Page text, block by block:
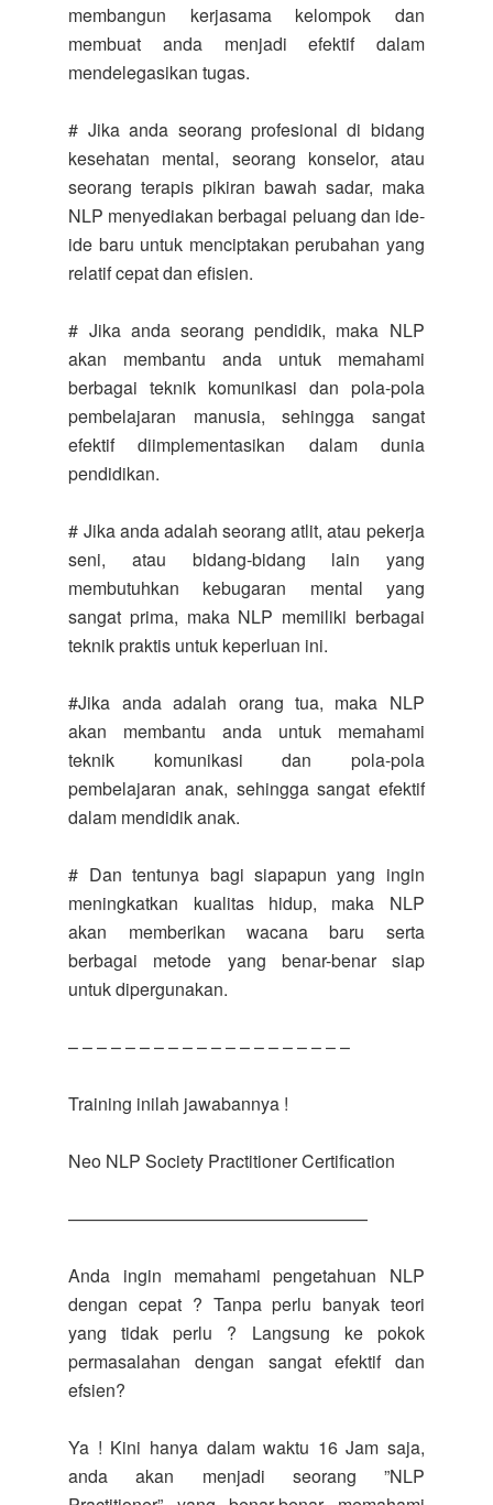
membangun kerjasama kelompok dan
membuat anda menjadi efektif dalam
mendelegasikan tugas.
# Jika anda seorang profesional di bidang
kesehatan mental, seorang konselor, atau
seorang terapis pikiran bawah sadar, maka
NLP menyediakan berbagai peluang dan ide-
ide baru untuk menciptakan perubahan yang
relatif cepat dan efisien.
# Jika anda seorang pendidik, maka NLP
akan membantu anda untuk memahami
berbagai teknik komunikasi dan pola-pola
pembelajaran manusia, sehingga sangat
efektif diimplementasikan dalam dunia
pendidikan.
# Jika anda adalah seorang atlit, atau pekerja
seni, atau bidang-bidang lain yang
membutuhkan kebugaran mental yang
sangat prima, maka NLP memiliki berbagai
teknik praktis untuk keperluan ini.
#Jika anda adalah orang tua, maka NLP
akan membantu anda untuk memahami
teknik komunikasi dan pola-pola
pembelajaran anak, sehingga sangat efektif
dalam mendidik anak.
# Dan tentunya bagi siapapun yang ingin
meningkatkan kualitas hidup, maka NLP
akan memberikan wacana baru serta
berbagai metode yang benar-benar siap
untuk dipergunakan.
– – – – – – – – – – – – – – – – – – – –
Training inilah jawabannya !
Neo NLP Society Practitioner Certification
—————————————————
Anda ingin memahami pengetahuan NLP
dengan cepat ? Tanpa perlu banyak teori
yang tidak perlu ? Langsung ke pokok
permasalahan dengan sangat efektif dan
efsien?
Ya ! Kini hanya dalam waktu 16 Jam saja,
anda akan menjadi seorang ”NLP